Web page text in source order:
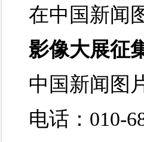
在中国新闻
影像大展征
中国新闻图
电话：010-